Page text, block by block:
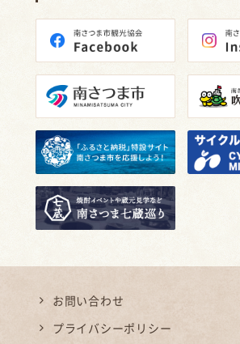
お問い合わせ
プライバシーポリシー